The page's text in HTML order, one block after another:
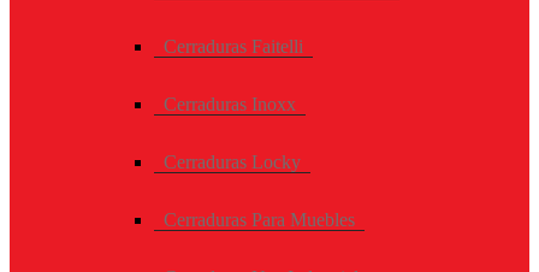
Cerraduras Faitelli
Cerraduras Inoxx
Cerraduras Locky
Cerraduras Para Muebles